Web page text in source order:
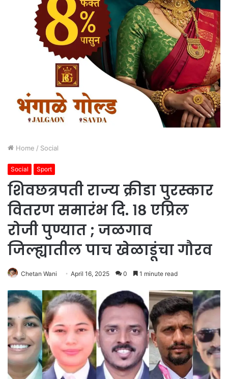
Home / Social
Social Sport
शिवछत्रपती राज्य क्रीडा पुरस्कार
वितरण समारंभ दि. १८ एप्रिल
रोजी पुण्यात ; जळगाव
जिल्ह्यातील पाच खेळाडूंचा गौरव
Chetan Wani April 16, 2025 0 1 minute read